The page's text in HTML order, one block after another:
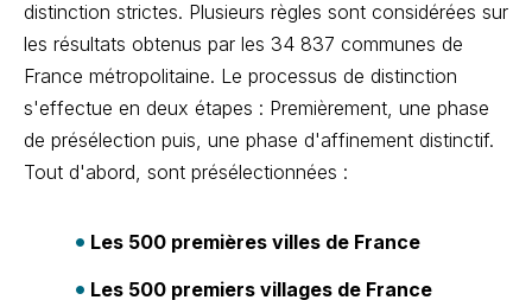
distinction strictes. Plusieurs règles sont considérées sur
les résultats obtenus par les 34 837 communes de
France métropolitaine. Le processus de distinction
s'effectue en deux étapes : Premièrement, une phase
de présélection puis, une phase d'affinement distinctif.
Tout d'abord, sont présélectionnées :
Les 500 premières villes de France
Les 500 premiers villages de France